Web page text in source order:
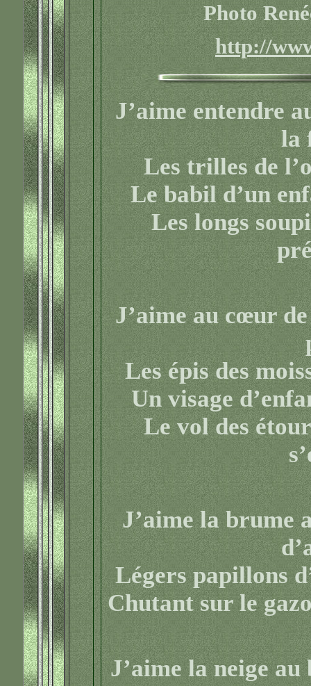
Photo
http://
J’aime entendre
la
Les trilles de
Le babil d’un
Les longs
J’aime au cœur
Les épis des
Un visage
Le vol des
J’aime la brume
Légers papillons
Chutant sur le
J’aime la neige